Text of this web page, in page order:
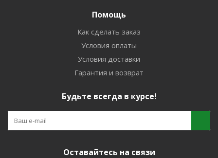
Помощь
Как сделать заказ
Условия оплаты
Условия доставки
Гарантия и возврат
Будьте всегда в курсе!
Оставайтесь на связи